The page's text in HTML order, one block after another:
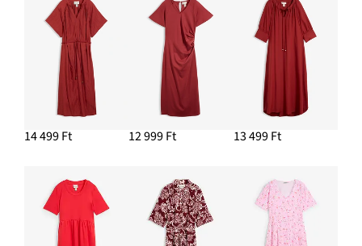
14 499 Ft 12 999 Ft 13 499 Ft